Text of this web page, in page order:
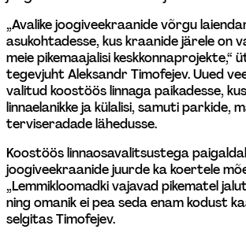
„Avalike joogiveekraanide võrgu
asukohtadesse, kus kraanide järele on
meie pikemaajalisi keskkonnaprojekte,“
tegevjuht Aleksandr Timofejev. Uued
valitud koostöös linnaga paikadesse,
linnaelanikke ja külalisi, samuti parkide,
terviseradade lähedusse.
Koostöös linnaosavalitsustega
joogiveekraanide juurde ka koertele
„Lemmikloomadki vajavad pikematel
ning omanik ei pea seda enam kodust
selgitas Timofejev.